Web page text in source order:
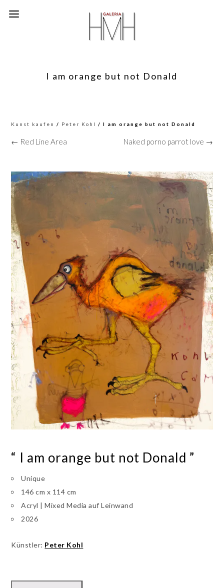
I am orange but not Donald
Kunst kaufen / Peter Kohl / I am orange but not Donald
← Red Line Area Naked porno parrot love →
“ I am orange but not Donald ”
Unique
146 cm x 114 cm
Acryl | Mixed Media auf Leinwand
2026
Künstler: Peter Kohl